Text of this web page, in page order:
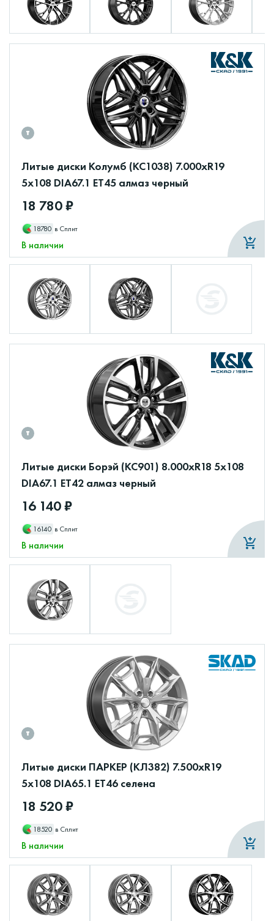
Литые диски Колумб (КС1038) 7.000xR19
5x108 DIA67.1 ET45 алмаз черный
18 780 ₽
18780 в Сплит
В наличии
Литые диски Борэй (КС901) 8.000xR18 5x108
DIA67.1 ET42 алмаз черный
16 140 ₽
16140 в Сплит
В наличии
Литые диски ПАРКЕР (КЛ382) 7.500xR19
5x108 DIA65.1 ET46 селена
18 520 ₽
18520 в Сплит
В наличии